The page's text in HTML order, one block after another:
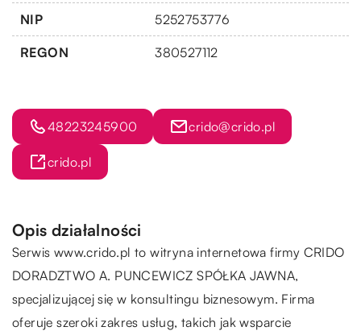
NIP 5252753776
REGON 380527112
48223245900 crido@crido.pl
crido.pl
Opis działalności
Serwis www.crido.pl to witryna internetowa firmy CRIDO
DORADZTWO A. PUNCEWICZ SPÓŁKA JAWNA,
specjalizującej się w konsultingu biznesowym. Firma
oferuje szeroki zakres usług, takich jak wsparcie